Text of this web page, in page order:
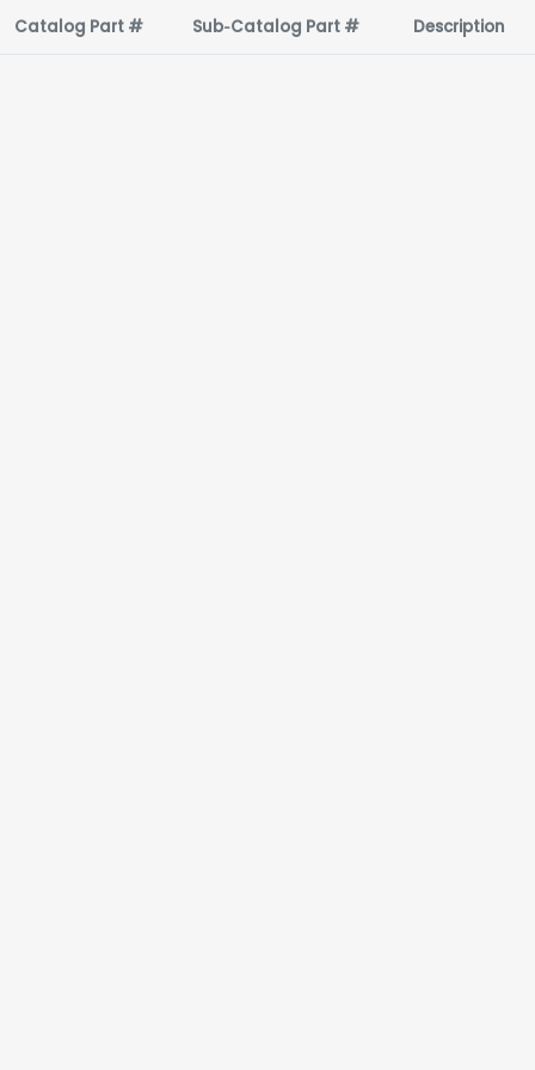
Catalog Part # Sub‑Catalog Part # Description